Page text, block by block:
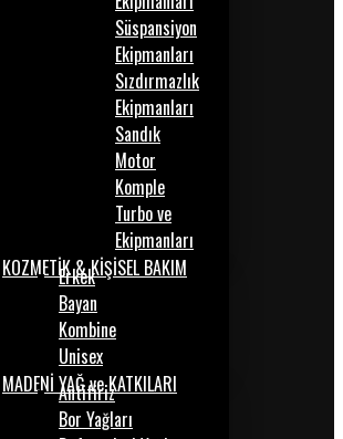
Süspansiyon
Ekipmanları
Sızdırmazlık
Ekipmanları
Sandık
Motor
Komple
Turbo ve
Ekipmanları
KOZMETİK & KİŞİSEL BAKIM
Erkek
Bayan
Kombine
Unisex
MADENİ YAĞ ve KATKILARI
Antifiriz
Bor Yağları